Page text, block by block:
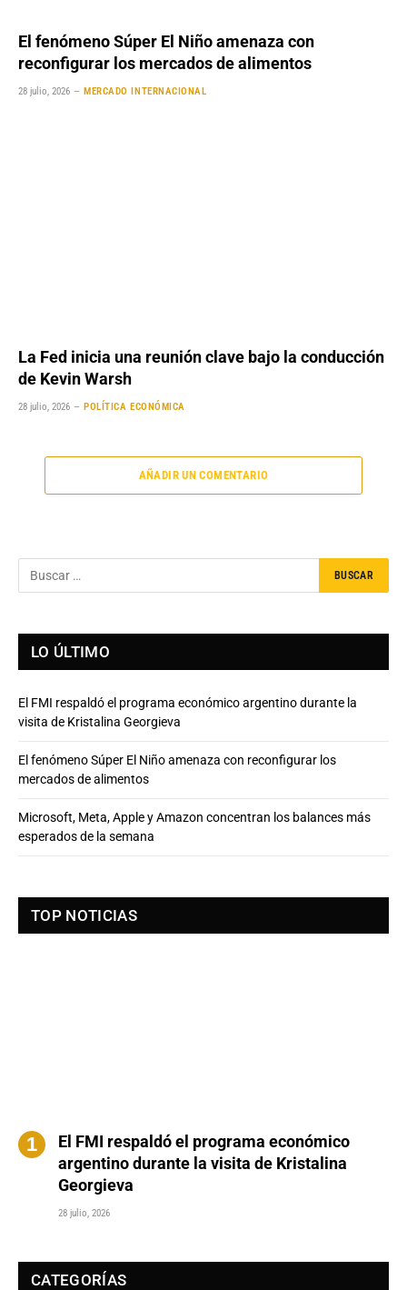
El fenómeno Súper El Niño amenaza con
reconfigurar los mercados de alimentos
28 julio, 2026 MERCADO INTERNACIONAL
La Fed inicia una reunión clave bajo la conducción
de Kevin Warsh
28 julio, 2026 POLÍTICA ECONÓMICA
AÑADIR UN COMENTARIO
LO ÚLTIMO
El FMI respaldó el programa económico argentino durante la
visita de Kristalina Georgieva
El fenómeno Súper El Niño amenaza con reconfigurar los
mercados de alimentos
Microsoft, Meta, Apple y Amazon concentran los balances más
esperados de la semana
TOP NOTICIAS
El FMI respaldó el programa económico
argentino durante la visita de Kristalina
Georgieva
28 julio, 2026
CATEGORÍAS